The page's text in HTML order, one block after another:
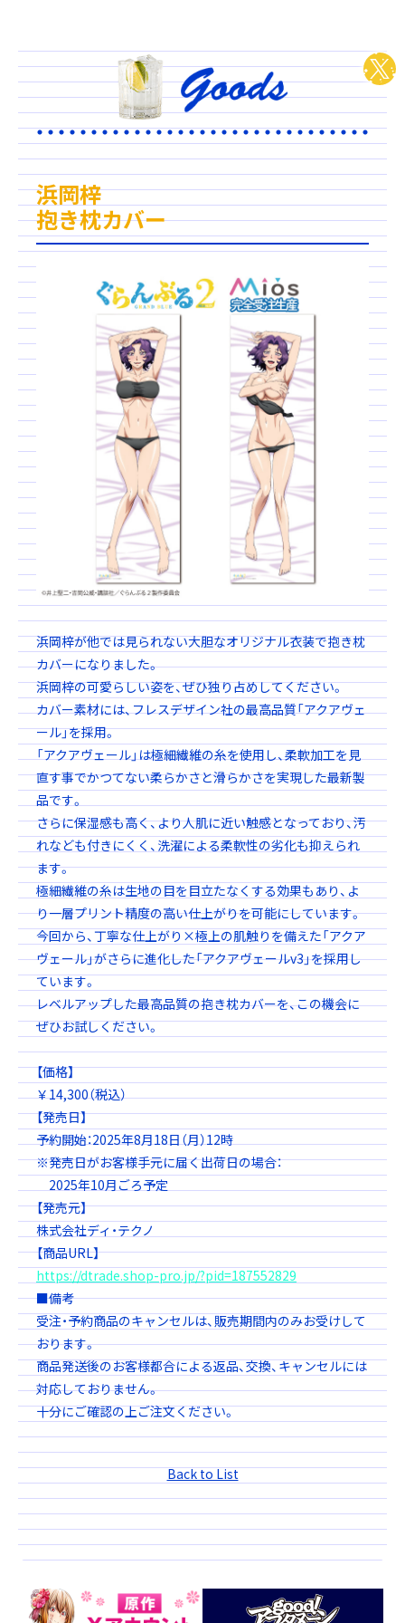
浜岡梓
抱き枕カバー
浜岡梓が他では見られない大胆なオリジナル衣装で抱き枕
カバーになりました。
浜岡梓の可愛らしい姿を、ぜひ独り占めしてください。
カバー素材には、フレスデザイン社の最高品質「アクアヴェ
ール」を採用。
「アクアヴェール」は極細繊維の糸を使用し、柔軟加工を見
直す事でかつてない柔らかさと滑らかさを実現した最新製
品です。
さらに保湿感も高く、より人肌に近い触感となっており、汚
れなども付きにくく、洗濯による柔軟性の劣化も抑えられ
ます。
極細繊維の糸は生地の目を目立たなくする効果もあり、よ
り一層プリント精度の高い仕上がりを可能にしています。
今回から、丁寧な仕上がり×極上の肌触りを備えた「アクア
ヴェール」がさらに進化した「アクアヴェールv3」を採用し
ています。
レベルアップした最高品質の抱き枕カバーを、この機会に
ぜひお試しください。
【価格】
￥14,300（税込）
【発売日】
予約開始：2025年8月18日（月）12時
※発売日がお客様手元に届く出荷日の場合：
2025年10月ごろ予定
【発売元】
株式会社ディ・テクノ
【商品URL】
https://dtrade.shop-pro.jp/?pid=187552829
■備考
受注・予約商品のキャンセルは、販売期間内のみお受けして
おります。
商品発送後のお客様都合による返品、交換、キャンセルには
対応しておりません。
十分にご確認の上ご注文ください。
Back to List